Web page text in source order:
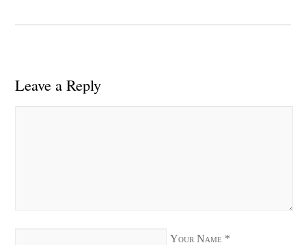
Leave a Reply
Your Name *